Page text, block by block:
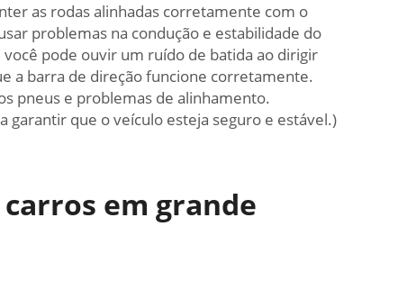
as rodas alinhadas corretamente com o
problemas na condução e estabilidade do
pode ouvir um ruído de batida ao dirigir
a barra de direção funcione corretamente.
pneus e problemas de alinhamento.
que o veículo esteja seguro e estável.)
em grande